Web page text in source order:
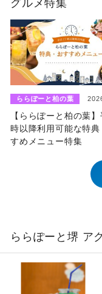
グルメ特集
ららぽーと柏の葉
【ららぽーと柏の葉
時以降利用可能な特典
すめメニュー特集
ららぽーと堺 ア